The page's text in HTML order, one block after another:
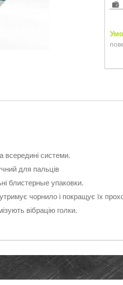
всередині системи.
для пальців
блистерные упаковки.
чорнило і покращує їх
вібрацію голки.